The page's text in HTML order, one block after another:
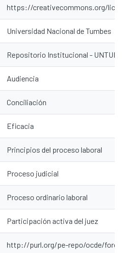
https://creativecommons.org/
Universidad Nacional de Tumbes
Repositorio Institucional -
Audiencia
Conciliación
Eficacia
Principios del proceso laboral
Proceso judicial
Proceso ordinario laboral
Participación activa del juez
http://purl.org/pe-repo/ocde/